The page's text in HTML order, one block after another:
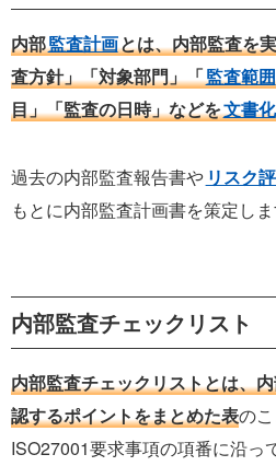
内部監査計画とは、内部監査を
査方針」「対象部門」「監査範囲
目」「監査の日時」などを文書化
過去の内部監査報告書や リスク
もとに内部監査計画書を策定しま
内部監査チェックリスト
内部監査チェックリストとは、
認するポイントをまとめた表のこ
ISO27001要求事項の項番に沿っ